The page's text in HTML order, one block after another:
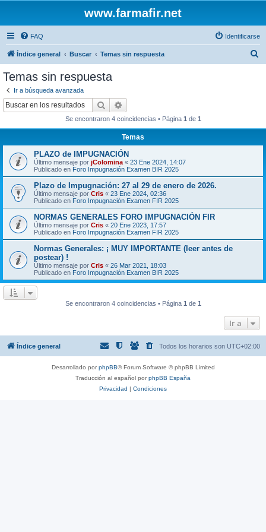
www.farmafir.net
FAQ Identificarse
Índice general Buscar Temas sin respuesta
Temas sin respuesta
Ir a búsqueda avanzada
Buscar
Se encontraron 4 coincidencias • Página 1 de 1
Temas
PLAZO de IMPUGNACIÓN
Último mensaje por jColomina « 23 Ene 2024, 14:07
Publicado en Foro Impugnación Examen BIR 2025
Plazo de Impugnación: 27 al 29 de enero de 2026.
Último mensaje por Cris « 23 Ene 2024, 02:36
Publicado en Foro Impugnación Examen FIR 2025
NORMAS GENERALES FORO IMPUGNACIÓN FIR
Último mensaje por Cris « 20 Ene 2023, 17:57
Publicado en Foro Impugnación Examen FIR 2025
Normas Generales: ¡ MUY IMPORTANTE (leer antes de
postear) !
Último mensaje por Cris « 26 Mar 2021, 18:03
Publicado en Foro Impugnación Examen BIR 2025
Se encontraron 4 coincidencias • Página 1 de 1
Ir a
Índice general Todos los horarios son UTC+02:00
Desarrollado porphpBB® Forum Software © phpBB Limited
Traducción al español porphpBB España
Privacidad | Condiciones